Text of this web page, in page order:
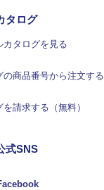
タログ
カタログを見る
の商品番号から注文する
を請求する（無料）
式SNS